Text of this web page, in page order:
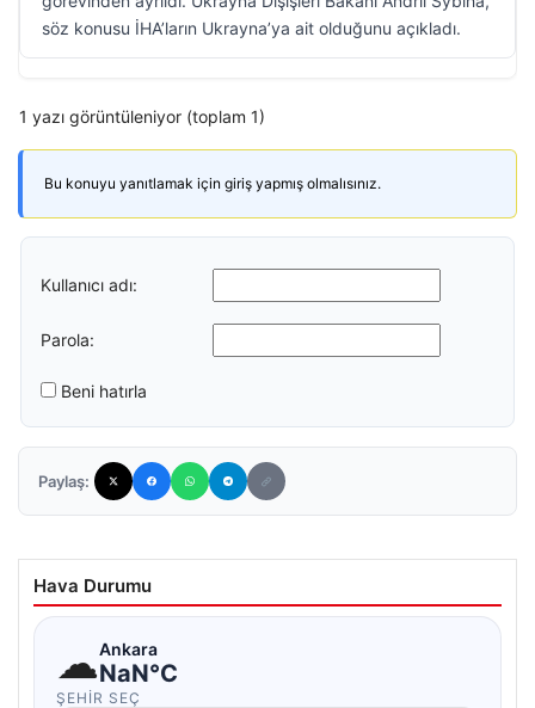
söz konusu İHA’ların Ukrayna’ya ait olduğunu açıkladı.
1 yazı görüntüleniyor (toplam 1)
Bu konuyu yanıtlamak için giriş yapmış olmalısınız.
Kullanıcı adı:
Parola:
Beni hatırla
Paylaş:
Hava Durumu
☁Ankara
NaN°C
ŞEHIR SEÇ